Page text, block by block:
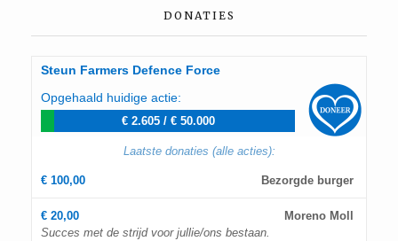
DONATIES
Steun Farmers Defence Force
Opgehaald huidige actie:
€ 2.605/ € 50.000
Laatste donaties (alle acties):
Bezorgde burger
€ 100,00
Moreno Moll
€ 20,00
Succes met de strijd voor jullie/ons bestaan.